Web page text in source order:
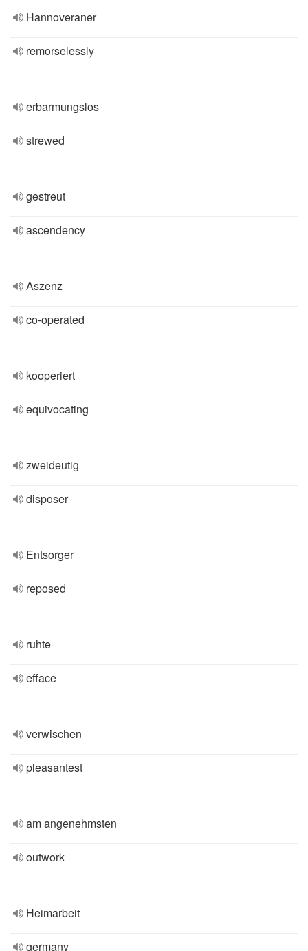
Hannoveraner
remorselessly
erbarmungslos
strewed
gestreut
ascendency
Aszenz
co-operated
kooperiert
equivocating
zweideutig
disposer
Entsorger
reposed
ruhte
efface
verwischen
pleasantest
am angenehmsten
outwork
Heimarbeit
germany